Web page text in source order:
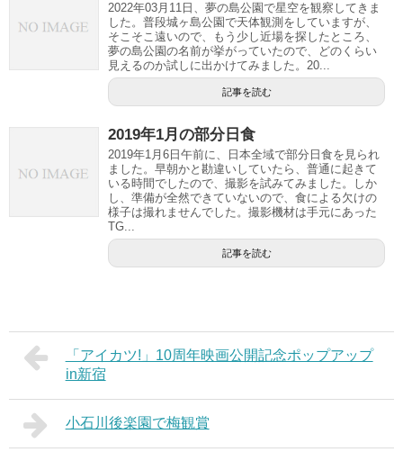
2022年03月11日、夢の島公園で星空を観察してきま
した。普段城ヶ島公園で天体観測をしていますが、
そこそこ遠いので、もう少し近場を探したところ、
夢の島公園の名前が挙がっていたので、どのくらい
見えるのか試しに出かけてみました。20...
記事を読む
2019年1月の部分日食
2019年1月6日午前に、日本全域で部分日食を見られ
ました。早朝かと勘違いしていたら、普通に起きて
いる時間でしたので、撮影を試みてみました。しか
し、準備が全然できていないので、食による欠けの
様子は撮れませんでした。撮影機材は手元にあった
TG...
記事を読む
「アイカツ!」10周年映画公開記念ポップアップ
in新宿
小石川後楽園で梅観賞